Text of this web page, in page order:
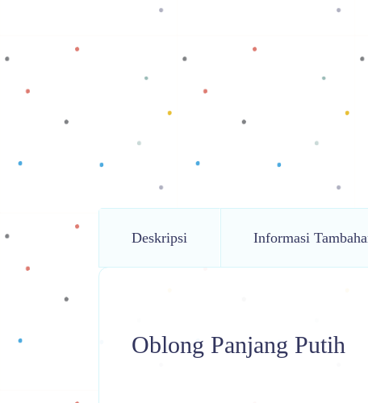
Deskripsi Informasi
Oblong Panjang Putih